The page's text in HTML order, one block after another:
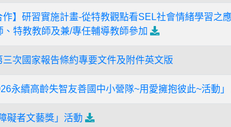
】研習實施計畫-從特教觀點看SEL社會情緒學習之
特教教師及兼/專任輔導教師參加
次國家報告條約專要文件及附件英文版
永續高齡失智友善國中小營隊~用愛擁抱彼此~活動」
礙者文藝獎」活動